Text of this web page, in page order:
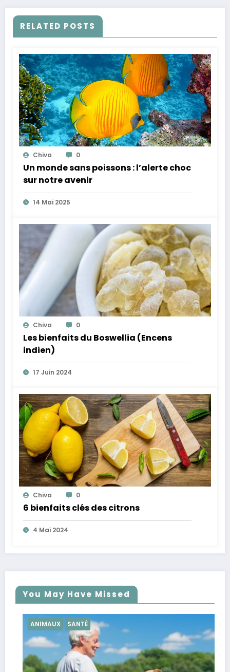
RELATED POSTS
Chiva 0
Un monde sans poissons : l’alerte choc
sur notre avenir
14 Mai 2025
Chiva 0
Les bienfaits du Boswellia (Encens
indien)
17 Juin 2024
Chiva 0
6 bienfaits clés des citrons
4 Mai 2024
You May Have Missed